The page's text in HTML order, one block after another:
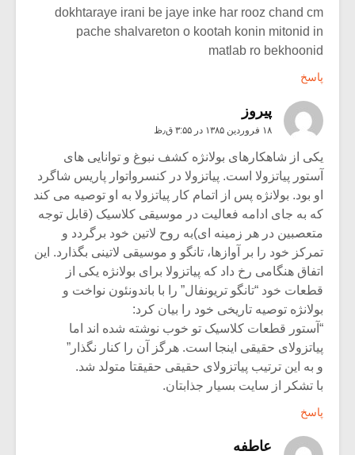
dokhtaraye irani be jaye inke har rooz chand cm
pache shalvareton o kootah konin mitonid in
matlab ro bekhoonid
پاسخ
پيروز
۱۸ فروردین ۱۳۸۵ در ۳:۵۵ ق٫ظ
یکی از شاهکارهای بولانژه کشف نبوغ و توانایی های
آستور پیاتزولا است. پیاتزولا در کنسرواتوار پاریس شاگرد
او بود. بولانژه پس از اتمام کار پیاتزولا به او توصیه می کند
که به جای ادامه فعالیت در موسیقی کلاسیک (قابل توجه
متعصبین در هر زمینه ای)به روح لاتین خود برگردد و
تمرکز خود را بر آوازها، تانگو و موسیقی لاتینی بگذارد. این
اتفاق هنگامی رخ داد که پیاتزولا برای بولانژه یکی از
قطعات خود “تانگو تریونفال” را با باندونئون نواخت و
بولانژه توصیه تاریخی خود را بیان کرد:
“آستور قطعات کلاسیک تو خوب نوشته شده اند اما
پیاتزولای حقیقی اینجا است. هرگز آن را کنار نگذار”
و به این ترتیب پیاتزولای حقیقی حقیقتا متولد شد.
با تشکر از سایت بسیار جذابتان.
پاسخ
عاطفه